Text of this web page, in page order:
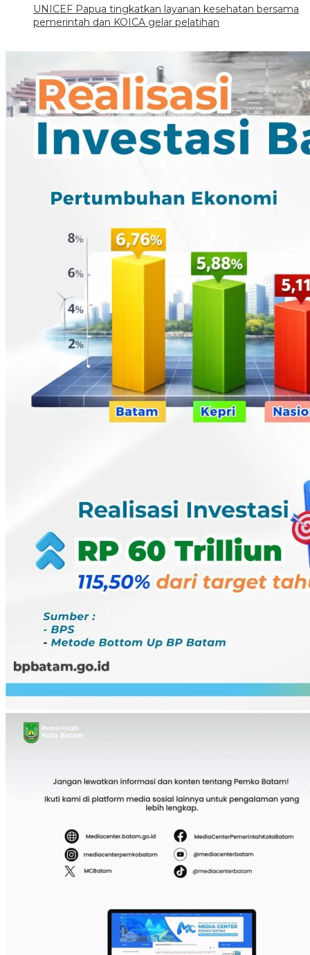
UNICEF Papua tingkatkan layanan kesehatan bersama
pemerintah dan KOICA gelar pelatihan